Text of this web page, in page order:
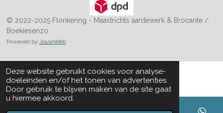
Deze website gebruikt cookies voor analyse-
doeleinden en/of het tonen van advertenties.
Door gebruik te blijven maken van de site gaat
u hiermee akkoord.
© 2022-2025 Flonkering - Maastrichts aardewerk & Brocante /
Boekiesenzo
Powered by JouwWeb